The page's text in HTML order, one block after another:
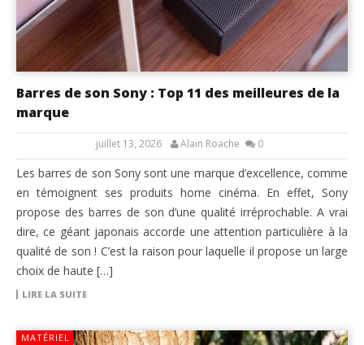
Barres de son Sony : Top 11 des meilleures de la
marque
juillet 13, 2026 Alain Roache 0
Les barres de son Sony sont une marque d’excellence, comme
en témoignent ses produits home cinéma. En effet, Sony
propose des barres de son d’une qualité irréprochable. A vrai
dire, ce géant japonais accorde une attention particulière à la
qualité de son ! C’est la raison pour laquelle il propose un large
choix de haute […]
LIRE LA SUITE
MATÉRIEL